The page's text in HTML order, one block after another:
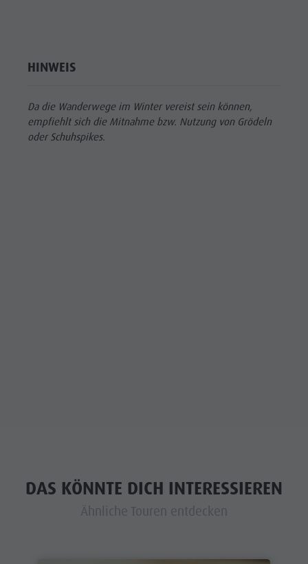
HINWEIS
Da die Wanderwege im Winter vereist sein können,
empfiehlt sich die Mitnahme bzw. Nutzung von Grödeln
oder Schuhspikes.
DAS KÖNNTE DICH INTERESSIEREN
Ähnliche Touren entdecken